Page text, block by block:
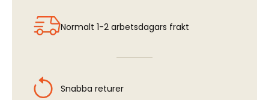
Normalt 1-2 arbetsdagars frakt
Snabba returer